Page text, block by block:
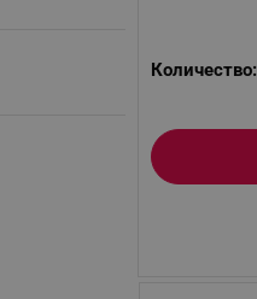
Количество: